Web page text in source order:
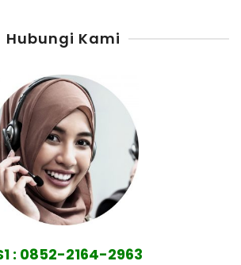
Hubungi Kami
: 0852-2164-2963